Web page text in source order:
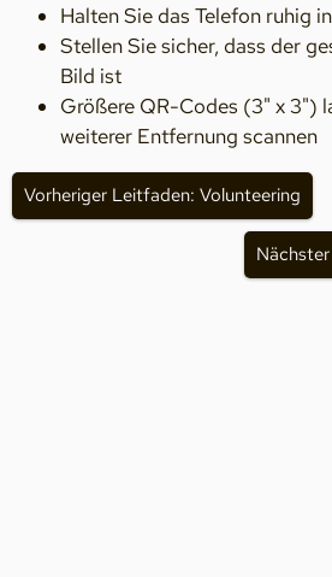
Halten Sie das Telefon ruhig
Stellen Sie sicher, dass der
Bild ist
Größere QR-Codes (3" x 3")
weiterer Entfernung scannen
Vorheriger Leitfaden: Volunteering